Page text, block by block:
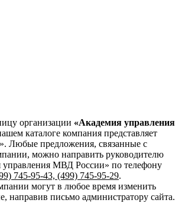
организации «Академия управления
каталоге компания представляет
Любые предложения, связанные с
можно направить руководителю
МВД России» по телефону
745-95-43, (499) 745-95-29.
могут в любое время изменить
направив письмо администратору сайта.